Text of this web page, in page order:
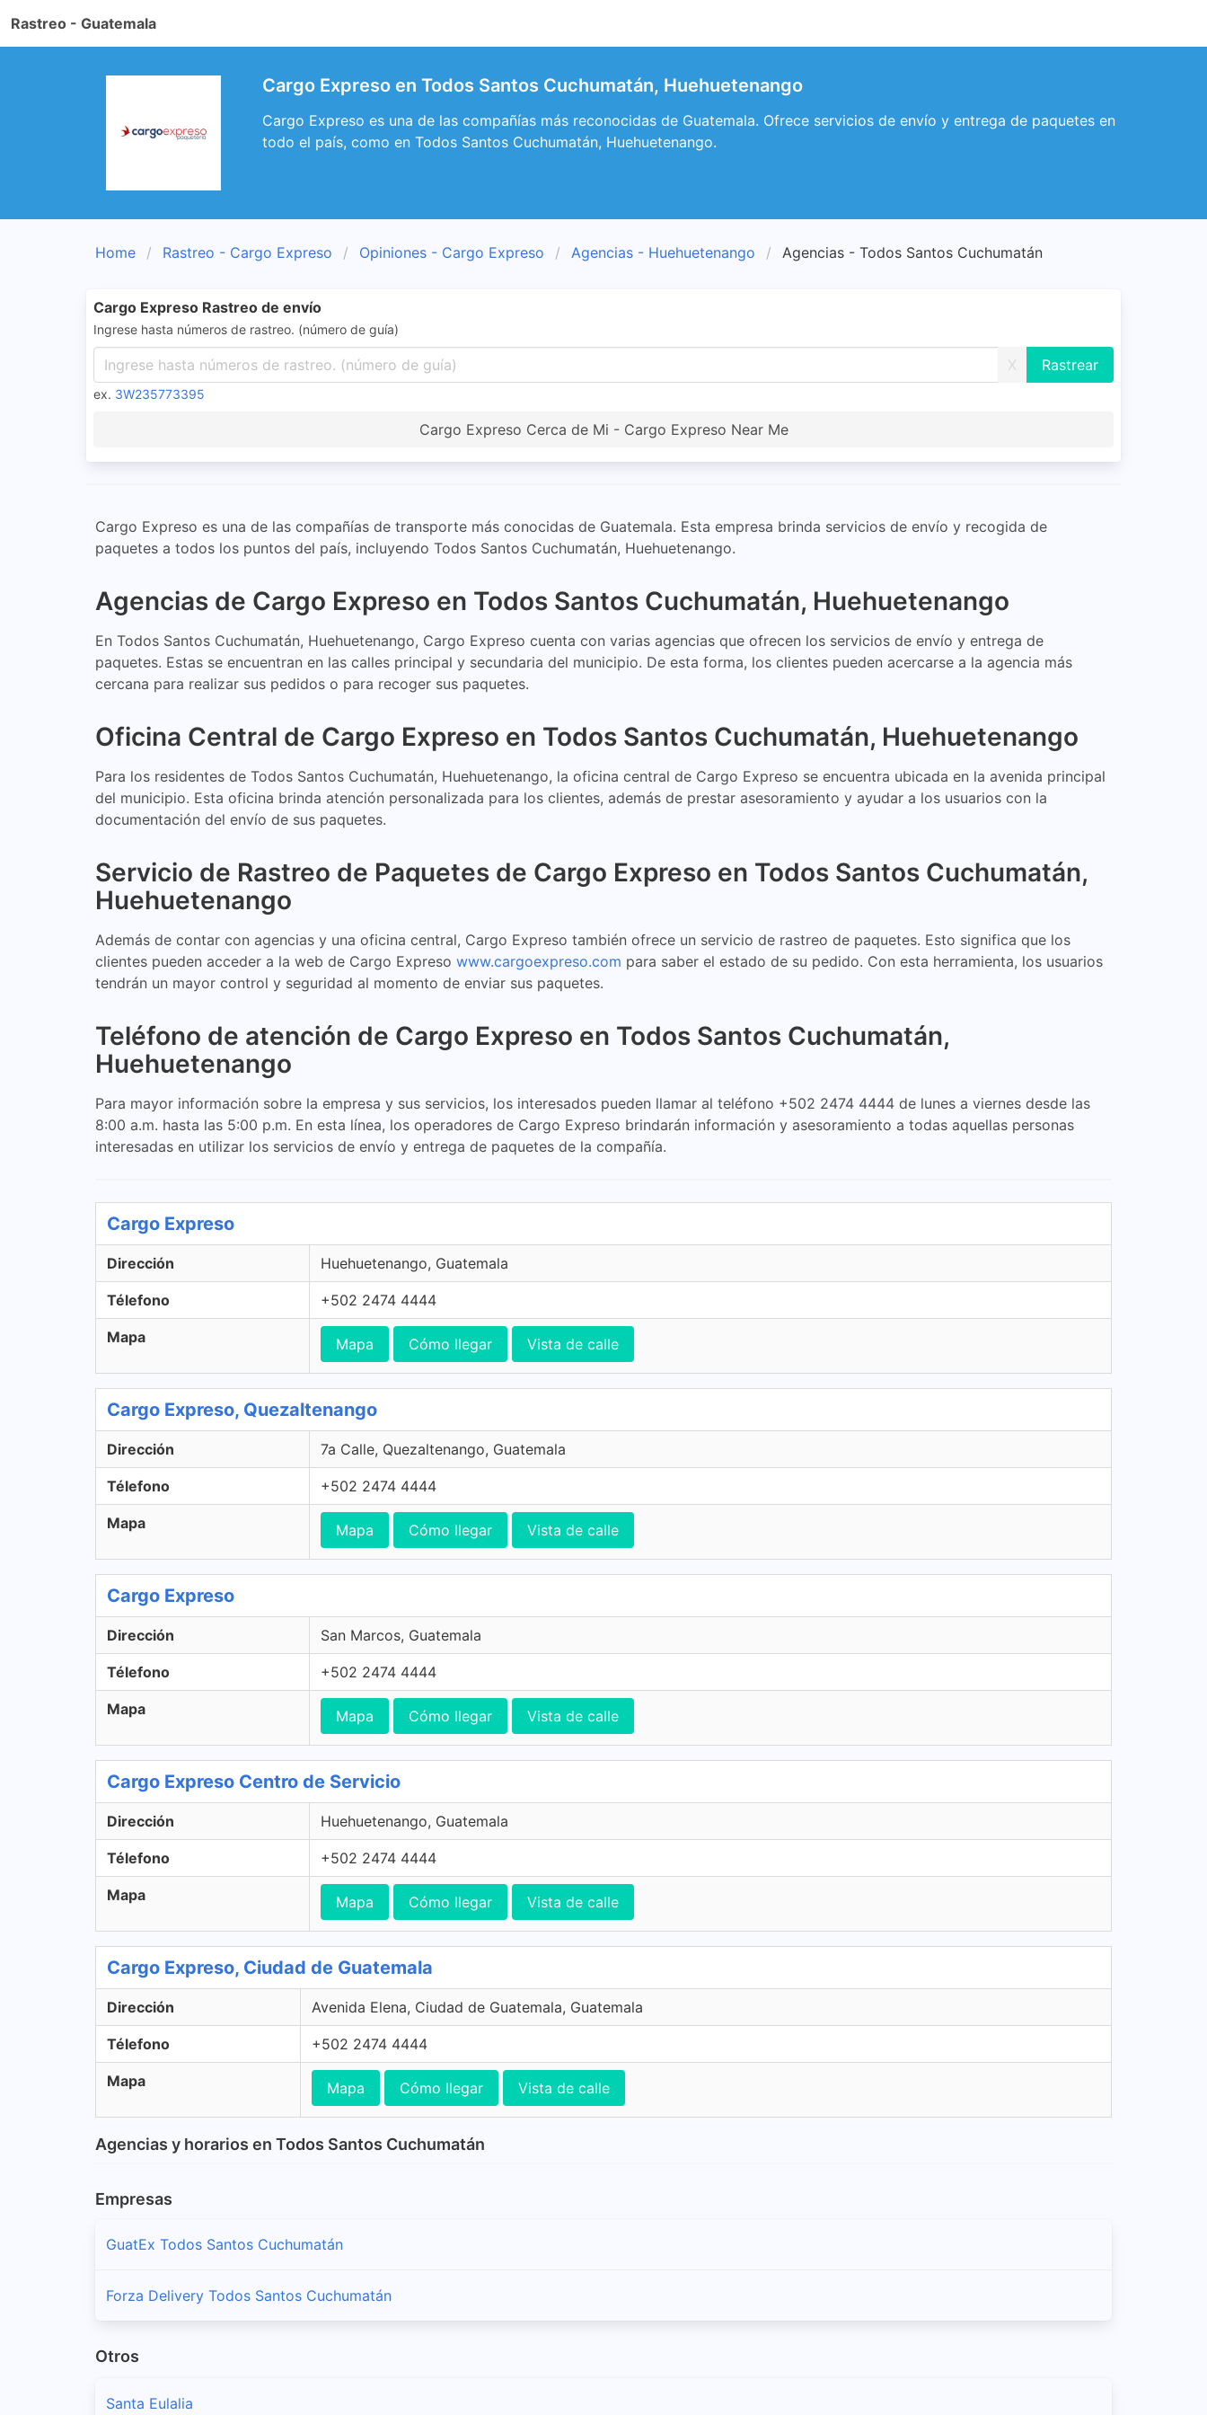
Rastreo - Guatemala
Cargo Expreso en Todos Santos Cuchumatán, Huehuetenango
Cargo Expreso es una de las compañías más reconocidas de Guatemala. Ofrece servicios de envío y entrega de paquetes en
todo el país, como en Todos Santos Cuchumatán, Huehuetenango.
Home Rastreo - Cargo Expreso Opiniones - Cargo Expreso Agencias - Huehuetenango Agencias - Todos Santos Cuchumatán
Cargo Expreso Rastreo de envío
Ingrese hasta números de rastreo. (número de guía)
X
ex. 3W235773395
Cargo Expreso Cerca de Mi - Cargo Expreso Near Me
Cargo Expreso es una de las compañías de transporte más conocidas de Guatemala. Esta empresa brinda servicios de envío y recogida de
paquetes a todos los puntos del país, incluyendo Todos Santos Cuchumatán, Huehuetenango.
Agencias de Cargo Expreso en Todos Santos Cuchumatán, Huehuetenango
En Todos Santos Cuchumatán, Huehuetenango, Cargo Expreso cuenta con varias agencias que ofrecen los servicios de envío y entrega de
paquetes. Estas se encuentran en las calles principal y secundaria del municipio. De esta forma, los clientes pueden acercarse a la agencia más
cercana para realizar sus pedidos o para recoger sus paquetes.
Oficina Central de Cargo Expreso en Todos Santos Cuchumatán, Huehuetenango
Para los residentes de Todos Santos Cuchumatán, Huehuetenango, la oficina central de Cargo Expreso se encuentra ubicada en la avenida principal
del municipio. Esta oficina brinda atención personalizada para los clientes, además de prestar asesoramiento y ayudar a los usuarios con la
documentación del envío de sus paquetes.
Servicio de Rastreo de Paquetes de Cargo Expreso en Todos Santos Cuchumatán,
Huehuetenango
Además de contar con agencias y una oficina central, Cargo Expreso también ofrece un servicio de rastreo de paquetes. Esto significa que los
clientes pueden acceder a la web de Cargo Expreso www.cargoexpreso.com para saber el estado de su pedido. Con esta herramienta, los usuarios
tendrán un mayor control y seguridad al momento de enviar sus paquetes.
Teléfono de atención de Cargo Expreso en Todos Santos Cuchumatán,
Huehuetenango
Para mayor información sobre la empresa y sus servicios, los interesados pueden llamar al teléfono +502 2474 4444 de lunes a viernes desde las
8:00 a.m. hasta las 5:00 p.m. En esta línea, los operadores de Cargo Expreso brindarán información y asesoramiento a todas aquellas personas
interesadas en utilizar los servicios de envío y entrega de paquetes de la compañía.
Cargo Expreso
Dirección Huehuetenango, Guatemala
Télefono +502 2474 4444
Mapa Mapa Cómo llegar Vista de calle
Cargo Expreso, Quezaltenango
Dirección 7a Calle, Quezaltenango, Guatemala
Télefono +502 2474 4444
Mapa Mapa Cómo llegar Vista de calle
Cargo Expreso
Dirección San Marcos, Guatemala
Télefono +502 2474 4444
Mapa Mapa Cómo llegar Vista de calle
Cargo Expreso Centro de Servicio
Dirección Huehuetenango, Guatemala
Télefono +502 2474 4444
Mapa Mapa Cómo llegar Vista de calle
Cargo Expreso, Ciudad de Guatemala
Dirección Avenida Elena, Ciudad de Guatemala, Guatemala
Télefono +502 2474 4444
Mapa Mapa Cómo llegar Vista de calle
Agencias y horarios en Todos Santos Cuchumatán
Empresas
GuatEx Todos Santos Cuchumatán
Forza Delivery Todos Santos Cuchumatán
Otros
Santa Eulalia